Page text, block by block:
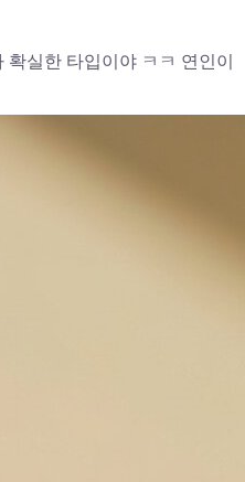
실한 타입이야 ㅋㅋ 연인이